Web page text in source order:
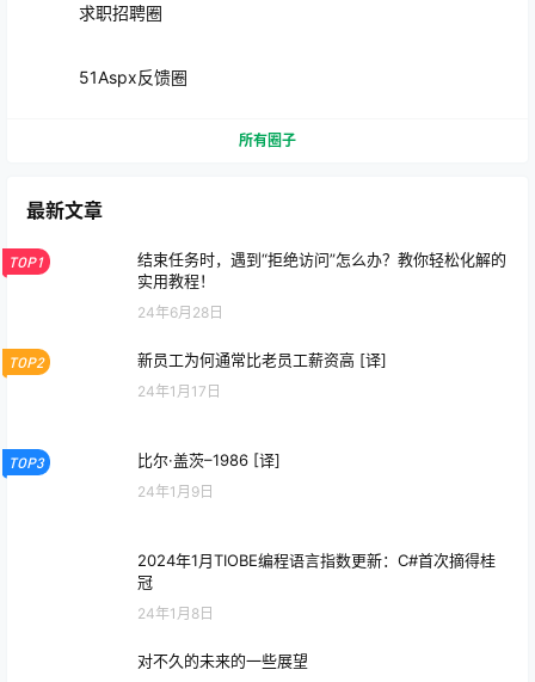
求职招聘圈
51Aspx反馈圈
所有圈子
最新文章
TOP1
结束任务时，遇到“拒绝访问”怎么办？教你轻松化解的
实用教程！
24年6月28日
TOP2 新员工为何通常比老员工薪资高 [译]
24年1月17日
TOP3 比尔·盖茨–1986 [译]
24年1月9日
2024年1月TIOBE编程语言指数更新：C#首次摘得桂
冠
24年1月8日
对不久的未来的一些展望